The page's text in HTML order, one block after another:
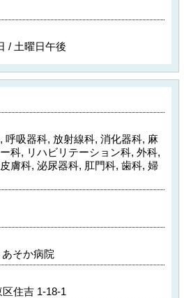
/ 土曜日午後
呼吸器科, 放射線科, 消化器科, 麻
科, リハビリテーション科, 外科,
膚科, 泌尿器科, 肛門科, 歯科, 婦
そか病院
住吉 1-18-1